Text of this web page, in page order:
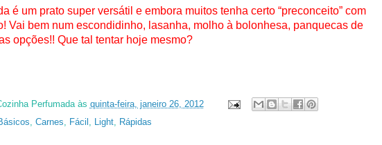
é um prato super versátil e embora muitos tenha certo “preconceito” com
Vai bem num escondidinho, lasanha, molho à bolonhesa, panquecas de
opções!! Que tal tentar hoje mesmo?
Perfumada às quinta-feira, janeiro 26, 2012
, Carnes, Fácil , Light, Rápidas